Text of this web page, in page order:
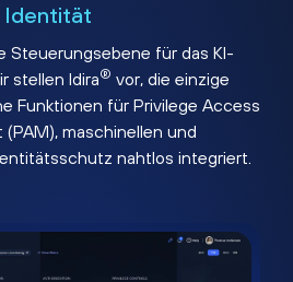
Identität
Steuerungsebene für das KI-
stellen Idira® vor, die einzige
Funktionen für Privilege Access
maschinellen und
nahtlos integriert.